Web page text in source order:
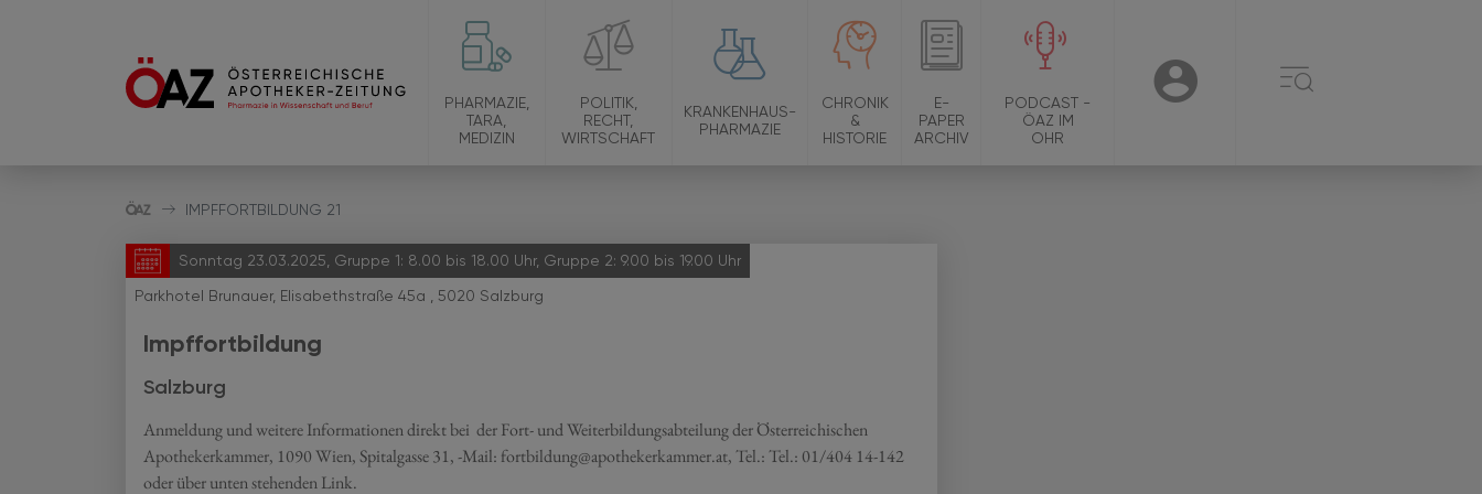
PHARMAZIE,
TARA,
MEDIZIN
POLITIK,
RECHT,
WIRTSCHAFT
KRANKENHAUS-
PHARMAZIE
CHRONIK
&
HISTORIE
E-
PAPER
ARCHIV
PODCAST -
ÖAZ IM
OHR
USER ☰
IMPFFORTBILDUNG 21
Sonntag 23.03.2025, Gruppe 1: 8.00 bis 18.00 Uhr, Gruppe 2: 9.00 bis 19.00 Uhr
Parkhotel Brunauer, Elisabethstraße 45a , 5020 Salzburg
Impffortbildung
Salzburg
Anmeldung und weitere Informationen direkt bei der Fort- und Weiterbildungsabteilung der Österreichischen
Apothekerkammer, 1090 Wien, Spitalgasse 31, -Mail: fortbildung@apothekerkammer.at, Tel.: Tel.: 01/404 14-142
oder über unten stehenden Link.